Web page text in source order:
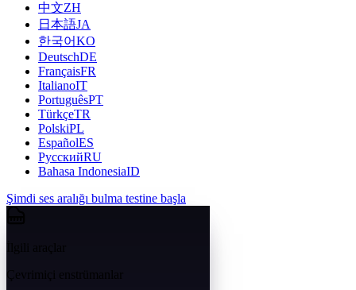
中文ZH
日本語JA
한국어KO
DeutschDE
FrançaisFR
ItalianoIT
PortuguêsPT
TürkçeTR
PolskiPL
EspañolES
РусскийRU
Bahasa IndonesiaID
Şimdi ses aralığı bulma testine başla
Çevrimiçi enstrümanlar